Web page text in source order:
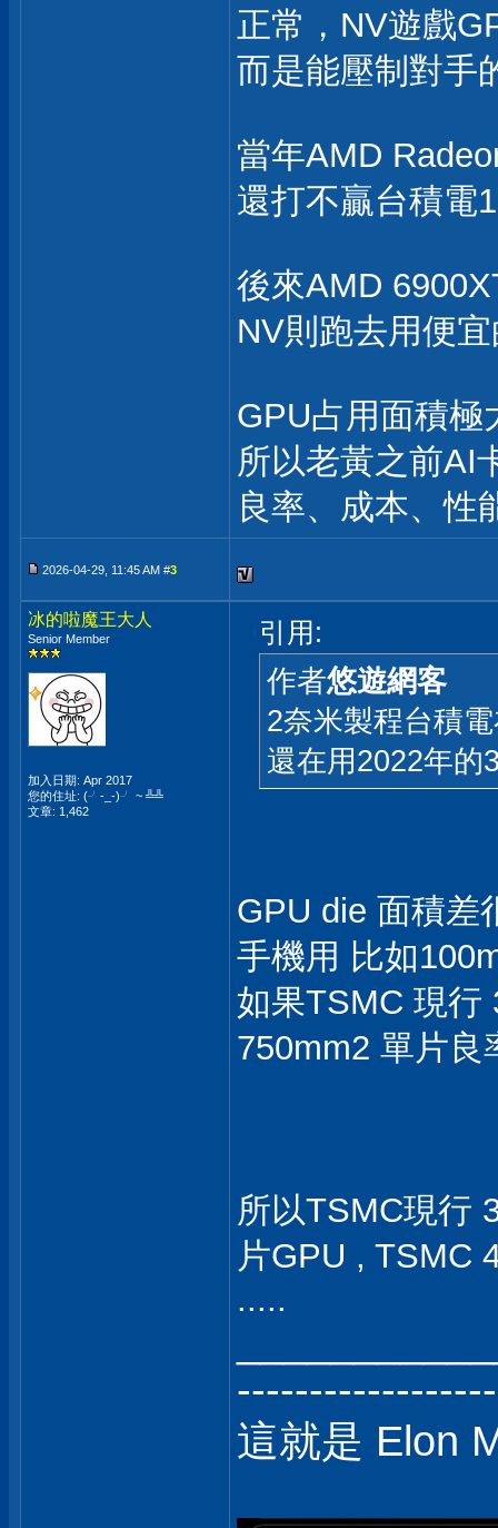
正常，NV遊戲
而是能壓制對手
當年AMD
還打不贏台積電
後來AMD
NV則跑去用便
GPU占用面積極
所以老黃之前AI
良率、成本、性
2026-04-29, 11:45 AM #3
冰的啦魔王大人
Senior Member
加入日期: Apr 2017
您的住址: (╯-_-)╯ ~ ╩╩
文章: 1,462
引用:
作者悠遊網客
2奈米製程台積
還在用2022年的
GPU die 面積差
手機用 比如
如果TSMC 現行
750mm2 單片良
所以TSMC現行
片GPU , TSMC
.....
這就是 Elon